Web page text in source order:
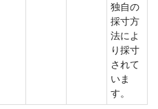
独自の
採寸方
法によ
り採寸
されて
いま
す。